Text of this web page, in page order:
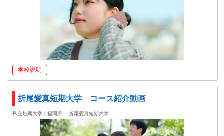
学校説明
折尾愛真短期大学 コース紹介動画
私立短期大学｜福岡県 折尾愛真短期大学